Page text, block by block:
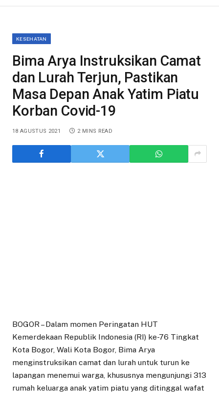
KESEHATAN
Bima Arya Instruksikan Camat
dan Lurah Terjun, Pastikan
Masa Depan Anak Yatim Piatu
Korban Covid-19
18 AGUSTUS 2021 2 MINS READ
BOGOR – Dalam momen Peringatan HUT
Kemerdekaan Republik Indonesia (RI) ke-76 Tingkat
Kota Bogor, Wali Kota Bogor, Bima Arya
menginstruksikan camat dan lurah untuk turun ke
lapangan menemui warga, khususnya mengunjungi 313
rumah keluarga anak yatim piatu yang ditinggal wafat